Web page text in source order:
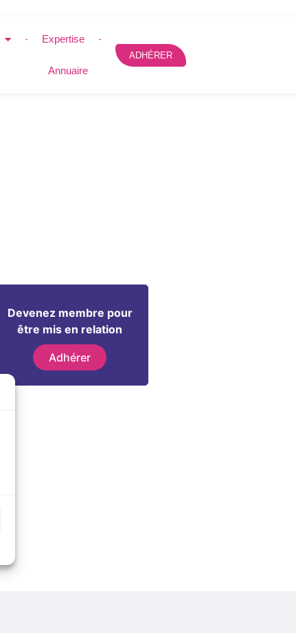
Expertise
Annuaire
ADHÉRER
Devenez membre pour
être mis en relation
Adhérer